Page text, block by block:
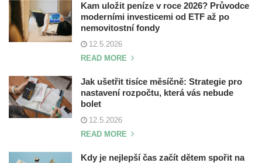
Kam uložit peníze v roce 2026? Průvodce
moderními investicemi od ETF až po
nemovitostní fondy
12.5.2026
READ MORE
Jak ušetřit tisíce měsíčně: Strategie pro
nastavení rozpočtu, která vás nebude
bolet
12.5.2026
READ MORE
Kdy je nejlepší čas začít dětem spořit na